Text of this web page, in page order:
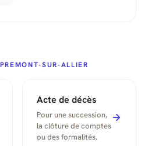
SUR-ALLIER
Acte de décès
Pour une succession,
la clôture de comptes
ou des formalités.